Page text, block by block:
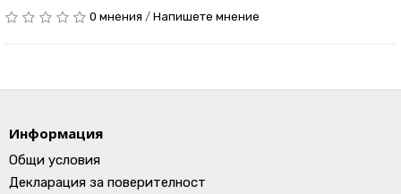
0 мнения / Напишете мнение
Информация
Общи условия
Декларация за поверителност